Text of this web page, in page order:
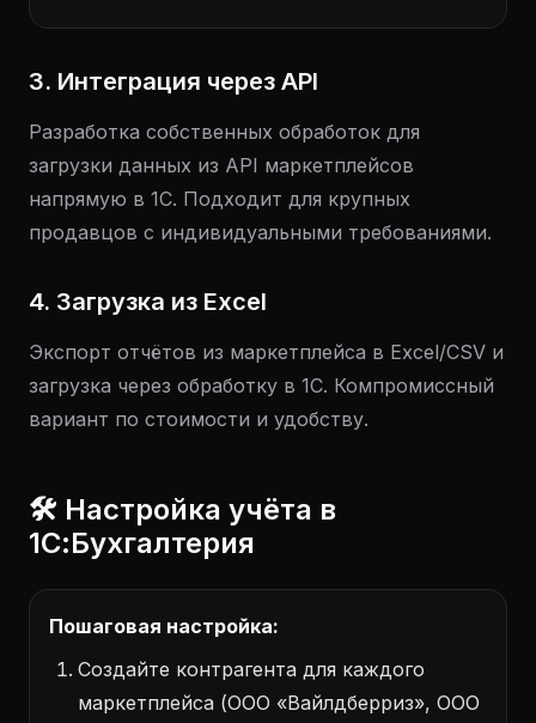
3. Интеграция через API
Разработка собственных обработок для
загрузки данных из API маркетплейсов
напрямую в 1С. Подходит для крупных
продавцов с индивидуальными требованиями.
4. Загрузка из Excel
Экспорт отчётов из маркетплейса в Excel/CSV и
загрузка через обработку в 1С. Компромиссный
вариант по стоимости и удобству.
🛠️ Настройка учёта в
1С:Бухгалтерия
Пошаговая настройка:
Создайте контрагента для каждого
маркетплейса (ООО «Вайлдберриз», ООО